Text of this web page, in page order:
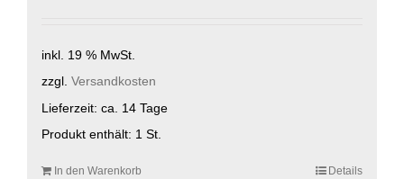
inkl. 19 % MwSt.
zzgl. Versandkosten
Lieferzeit: ca. 14 Tage
Produkt enthält: 1 St.
In den Warenkorb Details